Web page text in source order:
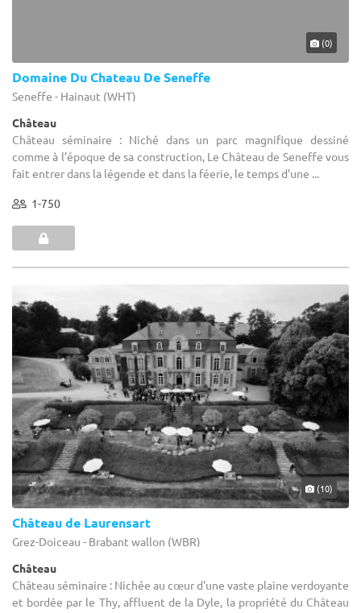
(0)
Domaine Du Chateau De Seneffe
Seneffe - Hainaut (WHT)
Château
Château séminaire : Niché dans un parc magnifique dessiné
comme à l’époque de sa construction, Le Château de Seneffe vous
fait entrer dans la légende et dans la féerie, le temps d’une ...
1-750
(10)
Château de Laurensart
Grez-Doiceau - Brabant wallon (WBR)
Château
Château séminaire : Nichée au cœur d'une vaste plaine verdoyante
et bordée par le Thy, affluent de la Dyle, la propriété du Château